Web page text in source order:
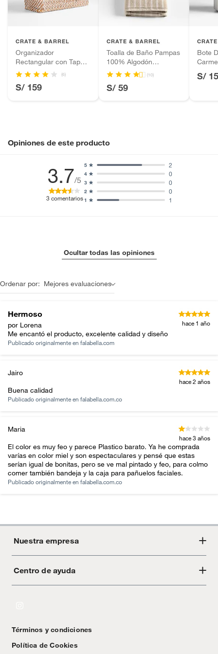
Pinturas de color a pedido.
Productos que hayan sido previamente instalados.
Baterías de auto.
Motocicletas y bicicletas motorizadas.
Licores y cigarros electrónicos.
CRATE & BARREL
Organizador
Rectangular con Tapa
Sedona Blanco(6)
S/ 159
CRATE & BARREL
Toalla de Baño Pampas
100% Algodón
Orgánico
(10)
S/ 59
Bote
S/
Opiniones de este producto
3.7/5
3 comentarios1 1
2 0
3 0
4 0
5 2
Ocultar todas las opiniones
Ordenar por: Mejores evaluaciones
Hermoso
por Lorena hace 1 año
Me encantó el producto, excelente calidad y diseño
Publicado originalmente en falabella.com
Jairo
hace 2 años
Buena calidad
Publicado originalmente en falabella.com.co
Maria
hace 3 años
El color es muy feo y parece Plastico barato. Ya he comprada
varías en color miel y son espectaculares y pensé que estas
serían igual de bonitas, pero se ve mal pintado y feo, para colmo
comer también bandeja y la caja para pañuelos faciales.
Publicado originalmente en falabella.com.co
Nuestra empresa
Acerca de Crate
Centro de ayuda
Textos Legales
Términos y condiciones
Política de Cookies